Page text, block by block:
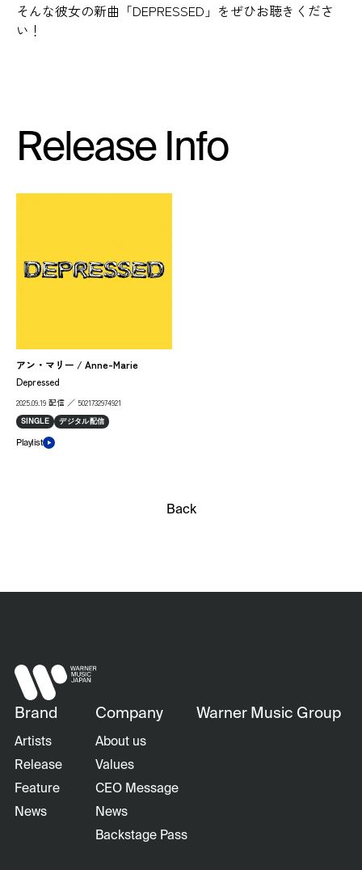
そんな彼女の新曲「DEPRESSED」をぜひお聴きくださ
い！
Release Info
アン・マリー / Anne-Marie
Depressed
2025.09.19 配信 ／ 5021732974921
SINGLE デジタル配信
Playlist
Back
Brand
Artists
Release
Feature
News
Company
About us
Values
CEO Message
News
Backstage Pass
Warner Music Group